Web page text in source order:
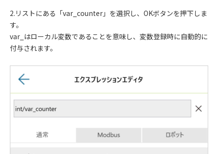
2.リストにある「var_counter」を選択し、OKボタンを押下しま
す。
var_はローカル変数であることを意味し、変数登録時に自動的に
付与されます。